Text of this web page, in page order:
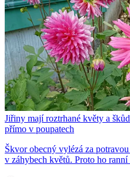
Jiřiny mají roztrhané květy a
přímo v poupatech
Škvor obecný vylézá za
v záhybech květů. Proto ho